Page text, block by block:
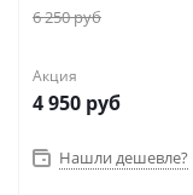
6 250руб
Акция
4 950 руб
Нашли дешевле?